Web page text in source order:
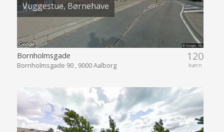
Vuggestue, Børnehave
120
børn
Bornholmsgade
Bornholmsgade 90 , 9000 Aalborg